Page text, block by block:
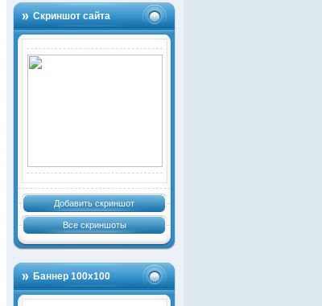
Скриншот сайта
Добавить скриншот
Все скриншоты
Баннер 100х100